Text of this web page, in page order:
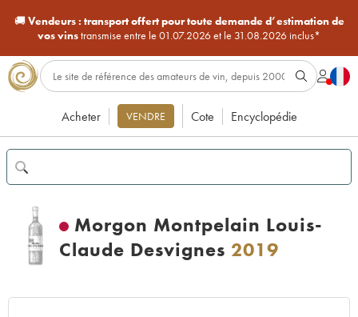
🚚Vendeurs : transport offert pour toute demande d’estimation de
vos vinstransmise entre le 01.07.2026 et le 31.08.2026 inclus*
Acheter VENDRE Cote Encyclopédie
Morgon Montpelain Louis-
Claude Desvignes 2019